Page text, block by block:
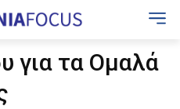
για τα Ομαλά